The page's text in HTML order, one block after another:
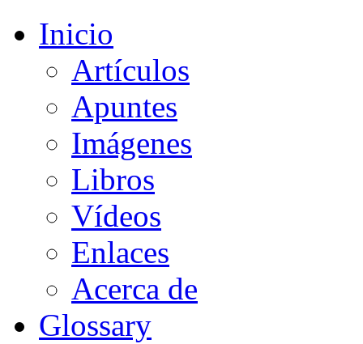
Inicio
Artículos
Apuntes
Imágenes
Libros
Vídeos
Enlaces
Acerca de
Glossary